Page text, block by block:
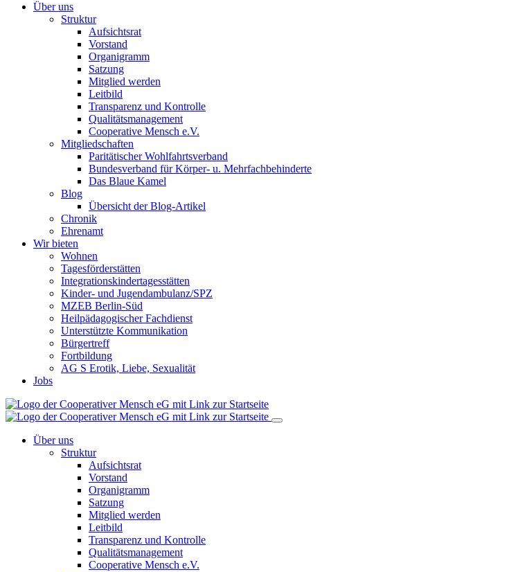
Über uns
Struktur
Aufsichtsrat
Vorstand
Organigramm
Satzung
Mitglied werden
Leitbild
Transparenz und Kontrolle
Qualitätsmanagement
Cooperative Mensch e.V.
Mitgliedschaften
Paritätischer Wohlfahrtsverband
Bundesverband für Körper- u. Mehrfachbehinderte
Das Blaue Kamel
Blog
Übersicht der Blog-Artikel
Chronik
Ehrenamt
Wir bieten
Wohnen
Tagesförderstätten
Integrationskindertagesstätten
Kinder- und Jugendambulanz/SPZ
MZEB Berlin-Süd
Heilpädagogischer Fachdienst
Unterstützte Kommunikation
Bürgertreff
Fortbildung
AG S Erotik, Liebe, Sexualität
Jobs
Über uns
Struktur
Aufsichtsrat
Vorstand
Organigramm
Satzung
Mitglied werden
Leitbild
Transparenz und Kontrolle
Qualitätsmanagement
Cooperative Mensch e.V.